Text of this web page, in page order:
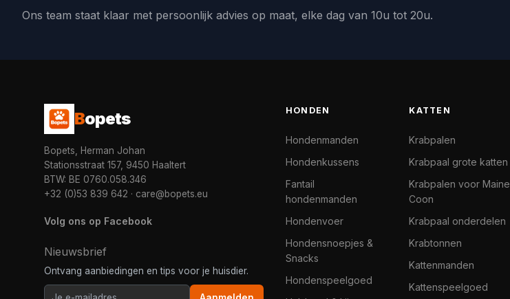
Ons team staat klaar met persoonlijk advies op maat, elke dag van 10u tot 20u.
Bopets
Bopets, Herman Johan
Stationsstraat 157, 9450 Haaltert
BTW: BE 0760.058.346
+32 (0)53 839 642 · care@bopets.eu
Volg ons op Facebook
Nieuwsbrief
Ontvang aanbiedingen en tips voor je huisdier.
HONDEN
Hondenmanden
Hondenkussens
Fantail
hondenmanden
Hondenvoer
Hondensnoepjes &
Snacks
Hondenspeelgoed
KATTEN
Krabpalen
Krabpaal grote katten
Krabpalen voor Maine
Coon
Krabpaal onderdelen
Krabtonnen
Kattenmanden
Kattenspeelgoed